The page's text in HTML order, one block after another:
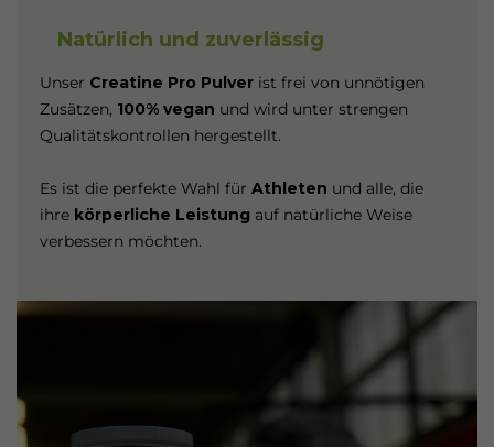
Natürlich und zuverlässig
Unser Creatine Pro Pulverist frei von unnötigen
Zusätzen, 100% vegan und wird unter strengen
Qualitätskontrollen hergestellt.
Es ist die perfekte Wahl für Athleten und alle, die
ihre körperliche Leistung auf natürliche Weise
verbessern möchten.